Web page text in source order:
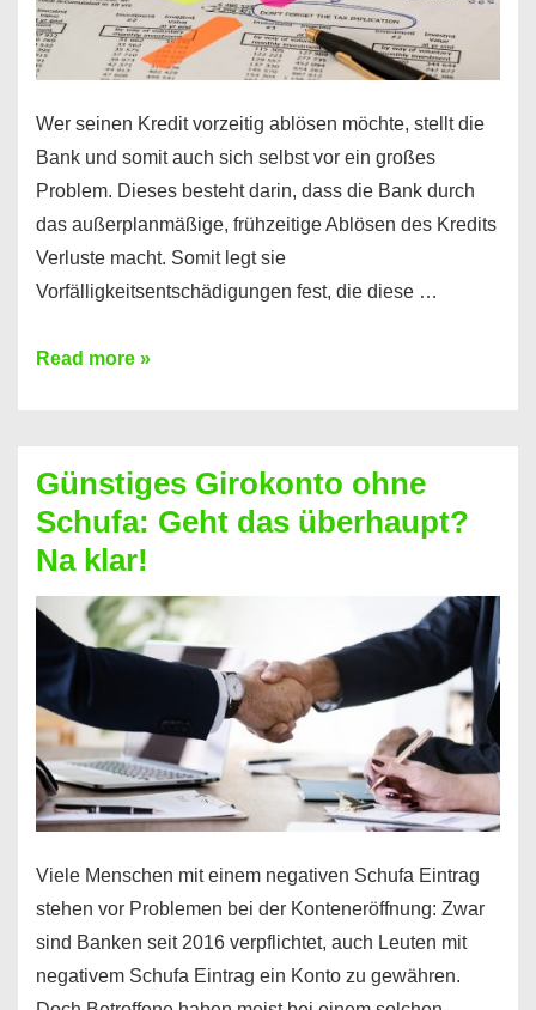
Wer seinen Kredit vorzeitig ablösen möchte, stellt die
Bank und somit auch sich selbst vor ein großes
Problem. Dieses besteht darin, dass die Bank durch
das außerplanmäßige, frühzeitige Ablösen des Kredits
Verluste macht. Somit legt sie
Vorfälligkeitsentschädigungen fest, die diese …
Kredit
dabei
profitieren
–
So
funktioniert’s
Read more »
Günstiges Girokonto ohne
Schufa: Geht das überhaupt?
Na klar!
Viele Menschen mit einem negativen Schufa Eintrag
stehen vor Problemen bei der Konteneröffnung: Zwar
sind Banken seit 2016 verpflichtet, auch Leuten mit
negativem Schufa Eintrag ein Konto zu gewähren.